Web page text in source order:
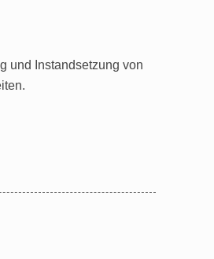
und Instandsetzung von